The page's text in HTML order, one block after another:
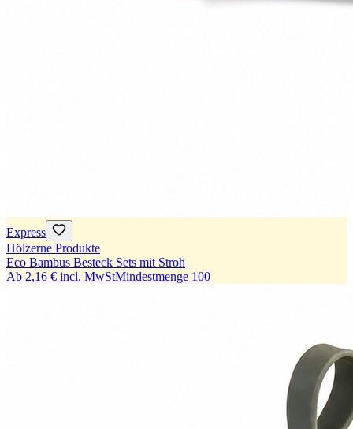
Express
Hölzerne Produkte
Eco Bambus Besteck Sets mit Stroh
Ab 2,16 € incl. MwStMindestmenge 100